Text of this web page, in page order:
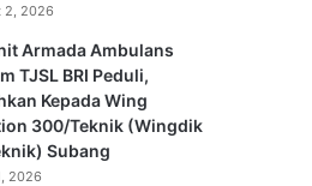
2, 2026
Armada Ambulans
TJSL BRI Peduli,
Kepada Wing
300/Teknik (Wingdik
Subang
2026